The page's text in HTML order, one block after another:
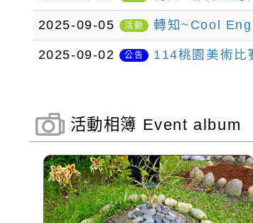
2025-09-05 活動 轉知~Cool
2025-09-02 公告 114桃園美術比
活動相簿 Event album